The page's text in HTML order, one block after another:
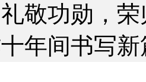
敬功勋，
年间书写新